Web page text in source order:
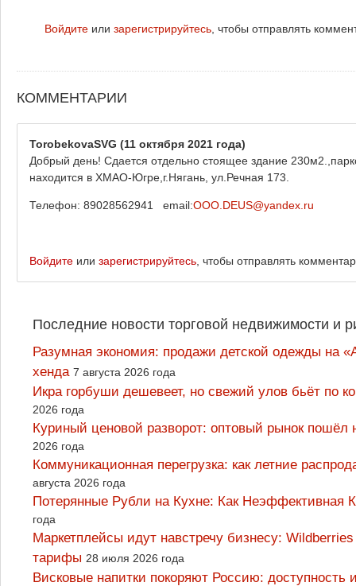
Войдите или зарегистрируйтесь, чтобы отправлять
КОММЕНТАРИИ
TorobekovaSVG (11 октября 2021 года)
Добрый день! Сдается отдельно стоящее здание
находится в ХМАО-Югре,г.Нягань, ул.Речная 173.
Телефон: 89028562941 email:OOO.DEUS@yandex.ru
Войдите или зарегистрируйтесь , чтобы отправлять
Последние новости торговой недвижимости и
Разумная экономия: продажи детской одежды на
хенда 7 августа 2026 года
Икра горбуши дешевеет, но свежий улов бьёт по
2026 года
Куриный ценовой разворот: оптовый рынок
2026 года
Коммуникационная перегрузка: как летние
августа 2026 года
Потерянные Рубли на Кухне: Как
года
Маркетплейсы идут навстречу бизнесу:
тарифы 28 июля 2026 года
Висковые напитки покоряют Россию: